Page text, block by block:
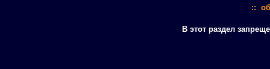
::
В этот раздел